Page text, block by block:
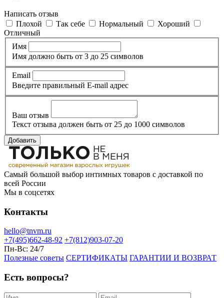
Написать отзыв
Плохой
Так себе Нормальный
Хороший
Отличный
Имя
Имя должно быть от 3 до 25 символов
Email
Введите правильный E-mail адрес
Ваш отзыв
Текст отзыва должен быть от 25 до 1000 символов
Добавить
Самый большой выбор интимных товаров с доставкой по
всей России
Мы в соцсетях
Контакты
hello@tnvm.ru
+7(495)662-48-92 +7(812)903-07-20
Пн-Вс: 24/7
Полезные советы СЕРТИФИКАТЫ ГАРАНТИИ И ВОЗВРАТ
Есть вопросы?